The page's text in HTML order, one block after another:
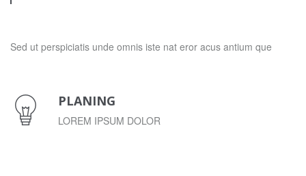
Sed ut perspiciatis unde omnis iste nat eror acus antium que
PLANING
LOREM IPSUM DOLOR